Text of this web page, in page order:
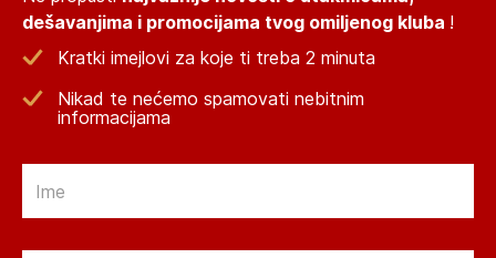
dešavanjima i promocijama tvog omiljenog kluba !
Kratki imejlovi za koje ti treba 2 minuta
Nikad te nećemo spamovati nebitnim
informacijama